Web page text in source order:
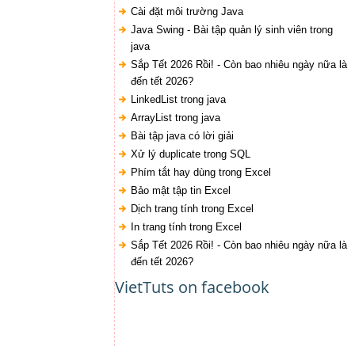
Cài đặt môi trường Java
Java Swing - Bài tập quản lý sinh viên trong
java
Sắp Tết 2026 Rồi! - Còn bao nhiêu ngày nữa là
đến tết 2026?
LinkedList trong java
ArrayList trong java
Bài tập java có lời giải
Xử lý duplicate trong SQL
Phím tắt hay dùng trong Excel
Bảo mật tập tin Excel
Dịch trang tính trong Excel
In trang tính trong Excel
Sắp Tết 2026 Rồi! - Còn bao nhiêu ngày nữa là
đến tết 2026?
VietTuts on facebook